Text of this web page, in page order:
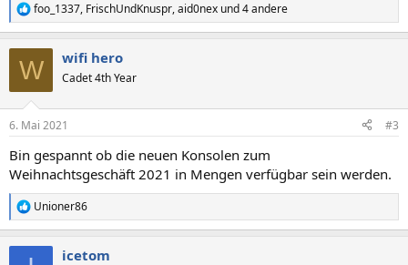
R
e
k
e
:
foo_1337, FrischUndKnuspr,aid0nex und 4 andere
W wifi hero
Cadet 4th Year
6. Mai 2021 #3
Bin gespannt ob die neuen Konsolen zum
Weihnachtsgeschäft 2021 in Mengen verfügbar sein werden.
R
e
Unioner86
icetom